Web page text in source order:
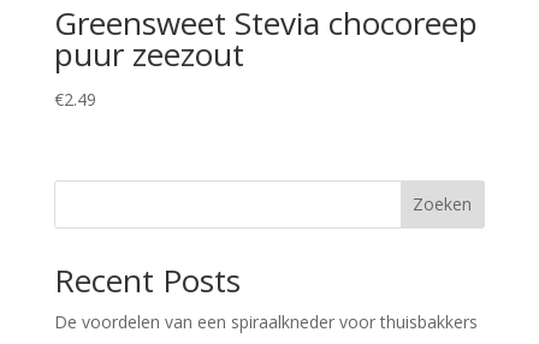
Greensweet Stevia chocoreep
puur zeezout
€2.49
Zoeken
Recent Posts
De voordelen van een spiraalkneder voor thuisbakkers